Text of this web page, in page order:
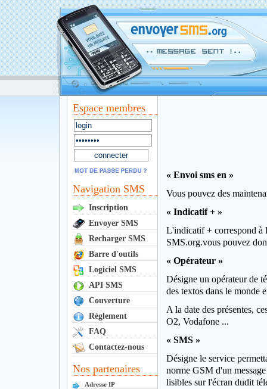
Espace membres
Navigation SMS
Inscription
Envoyer SMS
Recharger SMS
Barre d'outils
Logiciel SMS
API SMS
Couverture
Règlement
FAQ
Contactez-nous
Nos partenaires
Adresse IP
« Envoi sms en »
Vous pouvez des
« Indicatif + »
L'indicatif + correspond à
SMS.org.vous pouvez
« Opérateur »
Désigne un opérateur de
des textos dans le monde
A la date des présentes,
O2, Vodafone ...
« SMS »
Désigne le service
norme GSM d'un
lisibles sur l'écran dudit